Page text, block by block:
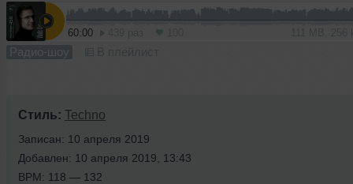
60:00
Радио-шоу
Стиль: Techno
Записан: 10 апреля 2019
Добавлен: 10 апреля 2019, 13:43
BPM: 118 — 132